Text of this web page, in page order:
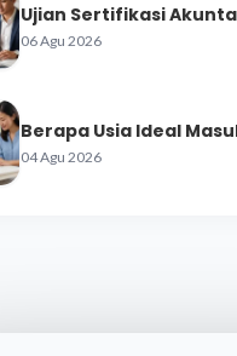
Ujian Sertifikasi
06 Agu 2026
Berapa Usia Ideal
04 Agu 2026